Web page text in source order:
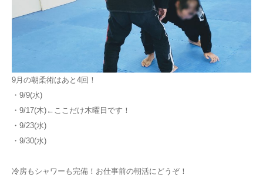
9月の朝柔術はあと4回！
・9/9(水)
・9/17(木)←ここだけ木曜日です！
・9/23(水)
・9/30(水)
冷房もシャワーも完備！お仕事前の朝活にどうぞ！